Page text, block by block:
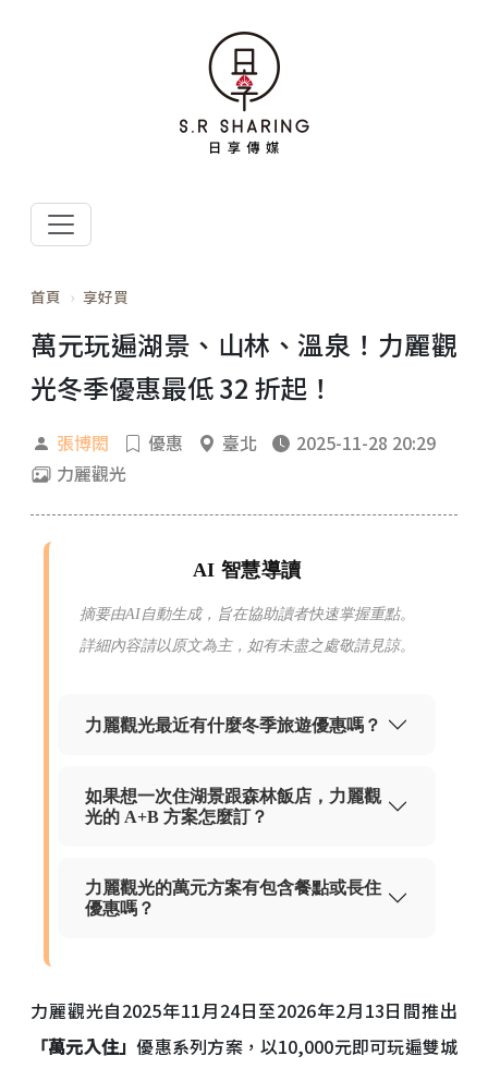
首頁 享好買
萬元玩遍湖景、山林、溫泉！力麗觀
光冬季優惠最低 32 折起！
張博閎 優惠 臺北
2025-11-28 20:29
力麗觀光
AI 智慧導讀
摘要由AI自動生成，旨在協助讀者快速掌握重點。
詳細內容請以原文為主，如有未盡之處敬請見諒。
力麗觀光最近有什麼冬季旅遊優惠嗎？
如果想一次住湖景跟森林飯店，力麗觀
光的 A+B 方案怎麼訂？
力麗觀光的萬元方案有包含餐點或長住
優惠嗎？
力麗觀光自2025年11月24日至2026年2月13日間推出
「萬元入住」優惠系列方案，以10,000元即可玩遍雙城